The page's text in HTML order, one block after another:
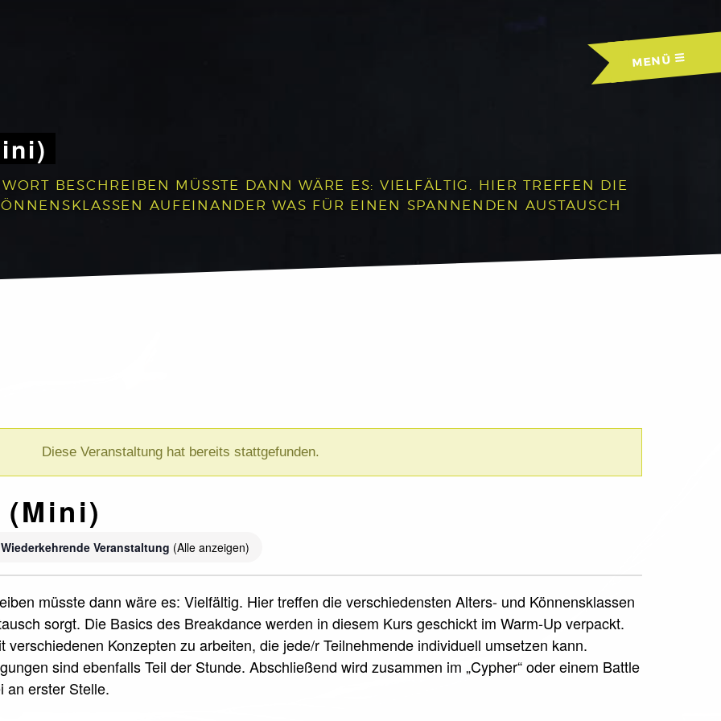
MENÜ
BESCHREIBEN MÜSSTE DANN WÄRE ES: VIELFÄLTIG. HIER TREFFEN DIE
AUFEINANDER WAS FÜR EINEN SPANNENDEN AUSTAUSCH
Diese Veranstaltung hat bereits stattgefunden.
Wiederkehrende Veranstaltung (Alle anzeigen)
müsste dann wäre es: Vielfältig. Hier treffen die verschiedensten Alters- und Könnensklassen
sorgt. Die Basics des Breakdance werden in diesem Kurs geschickt im Warm-Up verpackt.
Konzepten zu arbeiten, die jede/r Teilnehmende individuell umsetzen kann.
sind ebenfalls Teil der Stunde. Abschließend wird zusammen im „Cypher“ oder einem Battle
an erster Stelle.